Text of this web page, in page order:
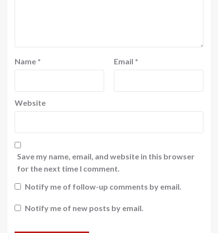
Name * Email *
Website
Save my name, email, and website in this browser
for the next time I comment.
Notify me of follow-up comments by email.
Notify me of new posts by email.